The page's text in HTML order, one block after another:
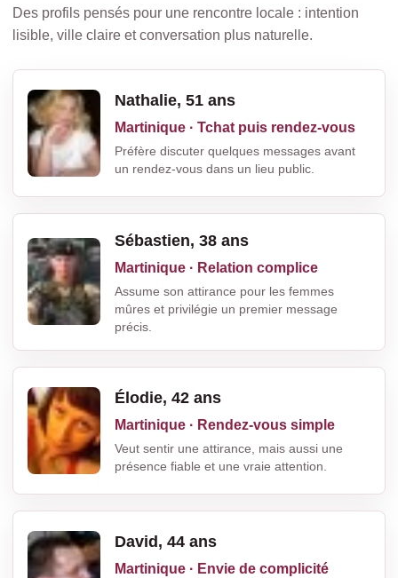
Des profils pensés pour une rencontre locale : intention
lisible, ville claire et conversation plus naturelle.
Nathalie, 51 ans
Martinique · Tchat puis rendez-vous
Préfère discuter quelques messages avant
un rendez-vous dans un lieu public.
Sébastien, 38 ans
Martinique · Relation complice
Assume son attirance pour les femmes
mûres et privilégie un premier message
précis.
Élodie, 42 ans
Martinique · Rendez-vous simple
Veut sentir une attirance, mais aussi une
présence fiable et une vraie attention.
David, 44 ans
Martinique · Envie de complicité